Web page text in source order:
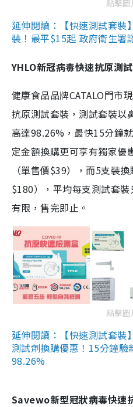
點擊
延伸閱讀：【快速測試套裝
裝！最平$15起 政府衛生署
YHLO新冠病毒快速抗原測
健康食品品牌CATALO門市
抗原測試套裝，測試套裝以
高達98.26%，最快15分鐘
定金額換購更可享有獨家
（單售價$39），而5支裝
$180），平均每支測試套
有限，售完即止。
點擊
延伸閱讀：【快速測試套裝
測試劑換購優惠！15分鐘驗
98.26%
Savewo新型冠狀病毒快速